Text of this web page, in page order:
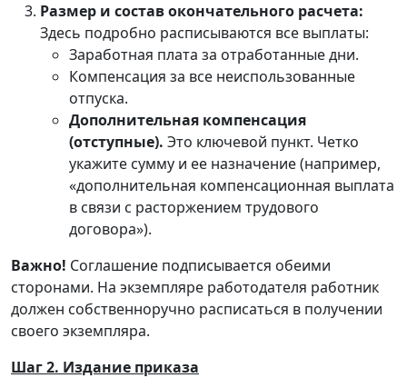
Размер и состав окончательного расчета:
Здесь подробно расписываются все выплаты:
Заработная плата за отработанные дни.
Компенсация за все неиспользованные
отпуска.
Дополнительная компенсация
(отступные). Это ключевой пункт. Четко
укажите сумму и ее назначение (например,
«дополнительная компенсационная выплата
в связи с расторжением трудового
договора»).
Важно! Соглашение подписывается обеими
сторонами. На экземпляре работодателя работник
должен собственноручно расписаться в получении
своего экземпляра.
Шаг 2. Издание приказа